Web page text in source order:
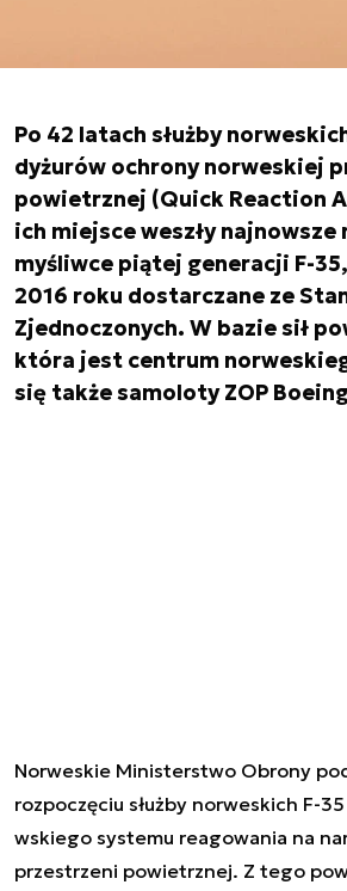
Po 42 latach służby
dyżurów ochrony norweskiej
powietrznej (Quick Reaction
ich miejsce weszły
myśliwce piątej generacji F-
2016 roku dostarczane ze
Zjednoczonych. W bazie sił
która jest centrum
się także samoloty ZOP
Norweskie Ministerstwo Obrony
rozpoczęciu służby norweskich F-
wskiego systemu reagowania na
przestrzeni powietrznej. Z tego